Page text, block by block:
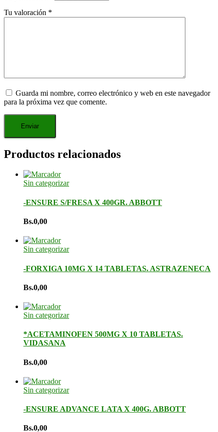
Tu valoración *
Guarda mi nombre, correo electrónico y web en este navegador
para la próxima vez que comente.
Productos relacionados
Sin categorizar
-ENSURE S/FRESA X 400GR. ABBOTT
Bs.0,00
Sin categorizar
-FORXIGA 10MG X 14 TABLETAS. ASTRAZENECA
Bs.0,00
Sin categorizar
*ACETAMINOFEN 500MG X 10 TABLETAS.
VIDASANA
Bs.0,00
Sin categorizar
-ENSURE ADVANCE LATA X 400G. ABBOTT
Bs.0,00